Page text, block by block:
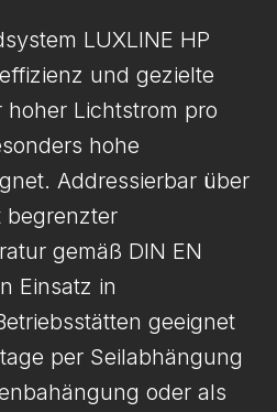
LUXLINE HP
und gezielte
Lichtstrom pro
hohe
Addressierbar über
begrenzter
gemäß DIN EN
Einsatz in
geeignet
per Seilabhängung
oder als